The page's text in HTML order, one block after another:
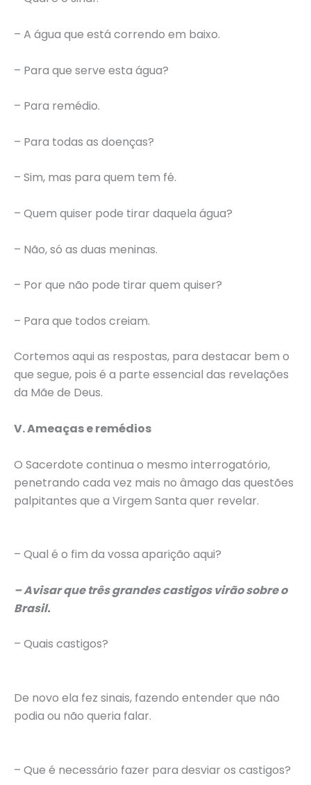
– A água que está correndo em baixo.
– Para que serve esta água?
– Para remédio.
– Para todas as doenças?
– Sim, mas para quem tem fé.
– Quem quiser pode tirar daquela água?
– Não, só as duas meninas.
– Por que não pode tirar quem quiser?
– Para que todos creiam.
Cortemos aqui as respostas, para destacar bem o
que segue, pois é a parte essencial das revelações
da Mãe de Deus.
V. Ameaças e remédios
O Sacerdote continua o mesmo interrogatório,
penetrando cada vez mais no âmago das questões
palpitantes que a Virgem Santa quer revelar.
– Qual é o fim da vossa aparição aqui?
– Avisar que três grandes castigos virão sobre o
Brasil.
– Quais castigos?
De novo ela fez sinais, fazendo entender que não
podia ou não queria falar.
– Que é necessário fazer para desviar os castigos?